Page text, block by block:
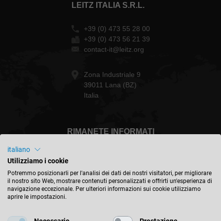
LEITZ ITALIA S.R.L.
+39 (0) 473 55 28 00
+39 (0) 473 56 21 39
contact-it@leitz.org
Zona Industriale 9
39011 Lana (BZ)
Italia
RIMANETE INFORMATI
Italia - italiano
italiano
Utilizziamo i cookie
Potremmo posizionarli per l'analisi dei dati dei nostri visitatori, per migliorare
il nostro sito Web, mostrare contenuti personalizzati e offrirti un'esperienza di
navigazione eccezionale. Per ulteriori informazioni sui cookie utilizziamo
aprire le impostazioni.